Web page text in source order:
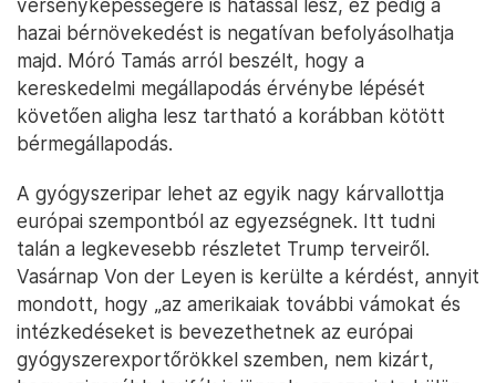
áttelepítése a tengerentúlra korlátozni fogja
Magyarország számára a növekedési
lehetőségeket. A Magyarországra települő német
gyárak általában kisebb magyar cégeket is
bevonnak a beszállítói láncokba, így ezeken a haza
cégeken keresztül közvetett hatása is lesz a
megállapodásnak a magyar gazdaságra.
Az európai autóipar tehát a 15 százalékos vámmal
veszteni fog a versenyképességéből. Ez
nyilvánvalóan a magyar autógyártás
versenyképességére is hatással lesz, ez pedig a
hazai bérnövekedést is negatívan befolyásolhatja
majd. Móró Tamás arról beszélt, hogy a